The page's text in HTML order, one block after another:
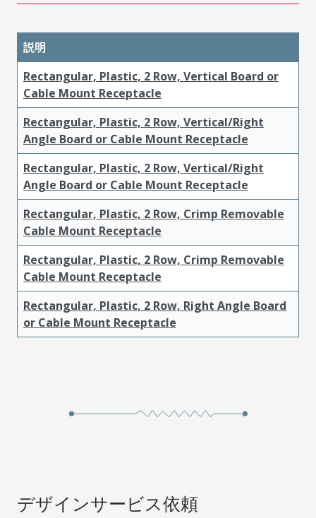
説明
Rectangular, Plastic, 2 Row, Vertical Board or
Cable Mount Receptacle
Rectangular, Plastic, 2 Row, Vertical/Right
Angle Board or Cable Mount Receptacle
Rectangular, Plastic, 2 Row, Vertical/Right
Angle Board or Cable Mount Receptacle
Rectangular, Plastic, 2 Row, Crimp Removable
Cable Mount Receptacle
Rectangular, Plastic, 2 Row, Crimp Removable
Cable Mount Receptacle
Rectangular, Plastic, 2 Row, Right Angle Board
or Cable Mount Receptacle
デザインサービス依頼